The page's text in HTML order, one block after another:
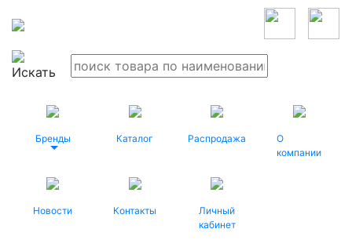
Бренды Каталог Распродажа
О
компании
Новости Контакты
Личный
кабинет